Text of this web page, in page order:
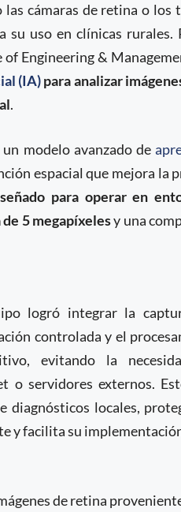
cámaras de retina o los
su uso en clínicas rurales.
Engineering &
(IA)para analizar
.
modelo avanzado de
espacial que mejora la
para operar en
de 5 megapíxelesy una
logró integrar la
controlada y el
evitando la
o servidores externos.
diagnósticos locales,
y facilita su
de retina